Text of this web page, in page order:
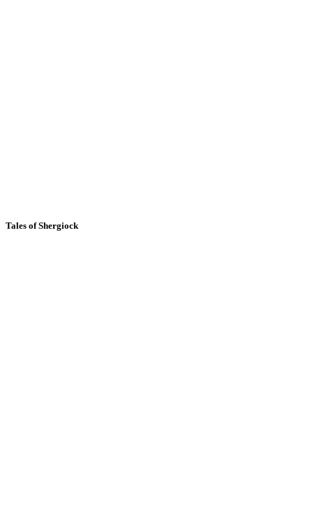
Tales of Shergiock